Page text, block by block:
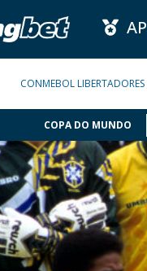
CONMEBOL LIBERTADORES
COPA DO MUNDO